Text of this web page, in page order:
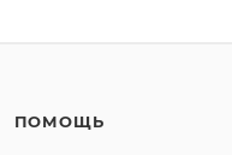
ПОМОЩЬ